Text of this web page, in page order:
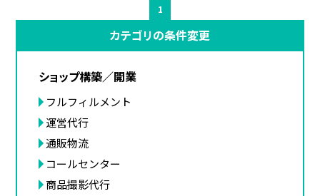
1
カテゴリの条件変更
ショップ構築／開業
フルフィルメント
運営代行
通販物流
コールセンター
商品撮影代行